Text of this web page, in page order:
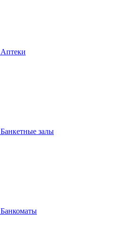
Аптеки
Банкетные залы
Банкоматы